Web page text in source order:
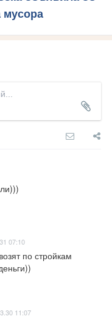
мусора
07:10
по стройкам
11:07